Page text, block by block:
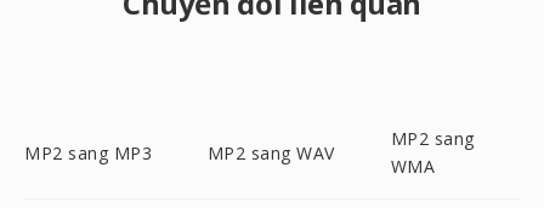
MP2 sang MP3 MP2 sang WAV
MP2 sang
WMA